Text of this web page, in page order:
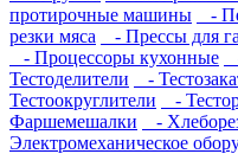
протирочные машины
-
резки мяса
- Прессы для
- Процессоры кухонные
Тестоделители
-
Тестоокруглители
-
Фаршемешалки
-
Электромеханическое